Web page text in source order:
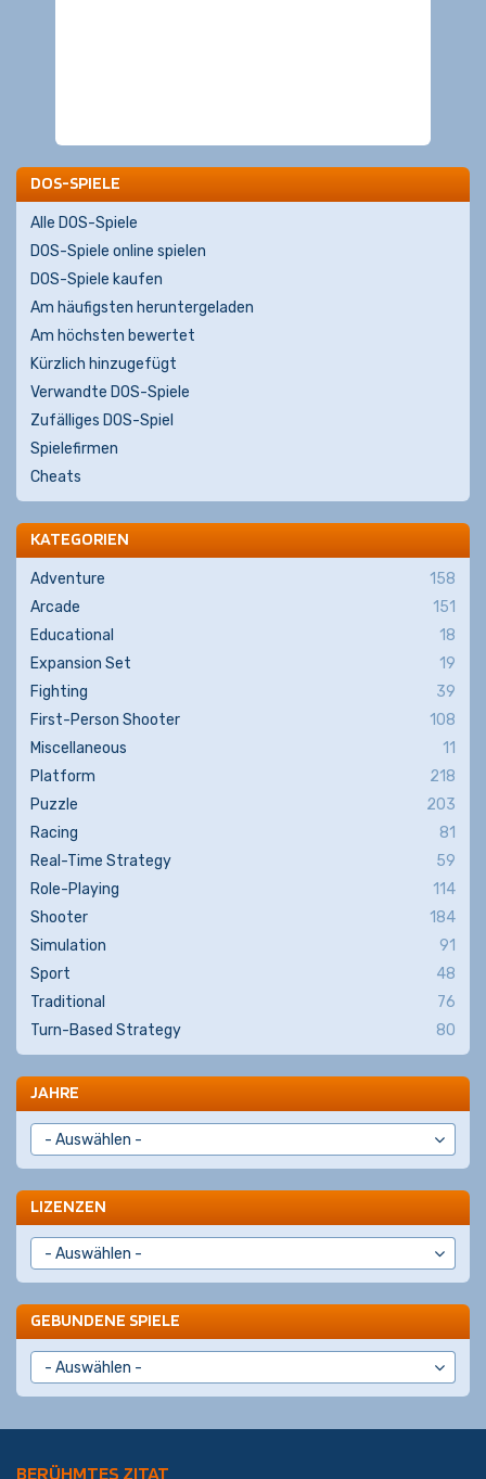
DOS-SPIELE
Alle DOS-Spiele
DOS-Spiele online spielen
DOS-Spiele kaufen
Am häufigsten heruntergeladen
Am höchsten bewertet
Kürzlich hinzugefügt
Verwandte DOS-Spiele
Zufälliges DOS-Spiel
Spielefirmen
Cheats
KATEGORIEN
Adventure
158
Arcade
151
Educational
18
Expansion Set
19
Fighting
39
First-Person Shooter
108
Miscellaneous
11
Platform
218
Puzzle
203
Racing
81
Real-Time Strategy
59
Role-Playing
114
Shooter
184
Simulation
91
Sport
48
Traditional
76
Turn-Based Strategy
80
JAHRE
LIZENZEN
GEBUNDENE SPIELE
BERÜHMTES ZITAT